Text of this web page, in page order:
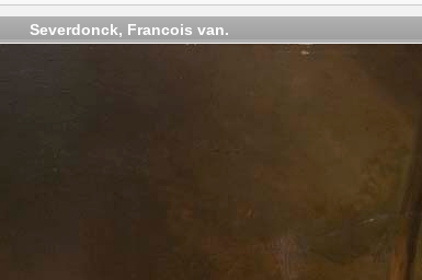
Severdonck, Francois van.